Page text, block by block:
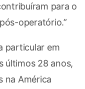
para o
operatório.”
particular em
últimos 28 anos,
na América